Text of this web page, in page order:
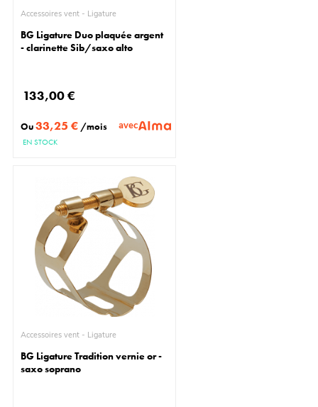
Accessoires vent - Ligature
BG Ligature Duo plaquée argent
- clarinette Sib/saxo alto
133,00 €
Ou33,25 € /mois avec
EN STOCK
Accessoires vent - Ligature
BG Ligature Tradition vernie or -
saxo soprano